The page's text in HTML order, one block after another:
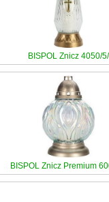
BISPOL Znicz 4050/5/
BISPOL Znicz Premium